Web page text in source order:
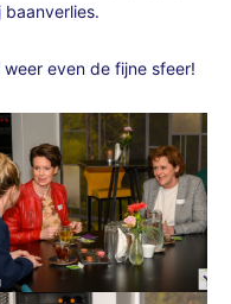
baanverlies.
even de fijne sfeer!